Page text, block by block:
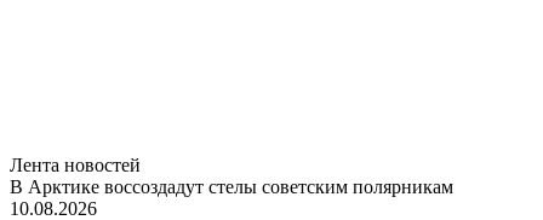
Лента новостей
В Арктике воссоздадут стелы советским полярникам
10.08.2026